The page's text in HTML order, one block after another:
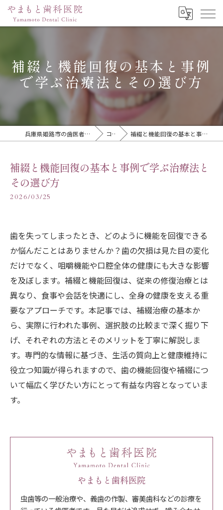
補綴と機能回復の基本と事例
で学ぶ治療法とその選び方
兵庫県姫路市の歯医者ならやまもと歯科医院 コラム 補綴と機能回復の基本と事例で学ぶ治療法とその選び方
補綴と機能回復の基本と事例で学ぶ治療法と
その選び方
2026/03/25
歯を失ってしまったとき、どのように機能を回復できる
か悩んだことはありませんか？歯の欠損は見た目の変化
だけでなく、咀嚼機能や口腔全体の健康にも大きな影響
を及ぼします。補綴と機能回復は、従来の修復治療とは
異なり、食事や会話を快適にし、全身の健康を支える重
要なアプローチです。本記事では、補綴治療の基本か
ら、実際に行われた事例、選択肢の比較まで深く掘り下
げ、それぞれの方法とそのメリットを丁寧に解説しま
す。専門的な情報に基づき、生活の質向上と健康維持に
役立つ知識が得られますので、歯の機能回復や補綴につ
いて幅広く学びたい方にとって有益な内容となっていま
す。
やまもと歯科医院
虫歯等の一般治療や、義歯の作製、審美歯科などの診療を